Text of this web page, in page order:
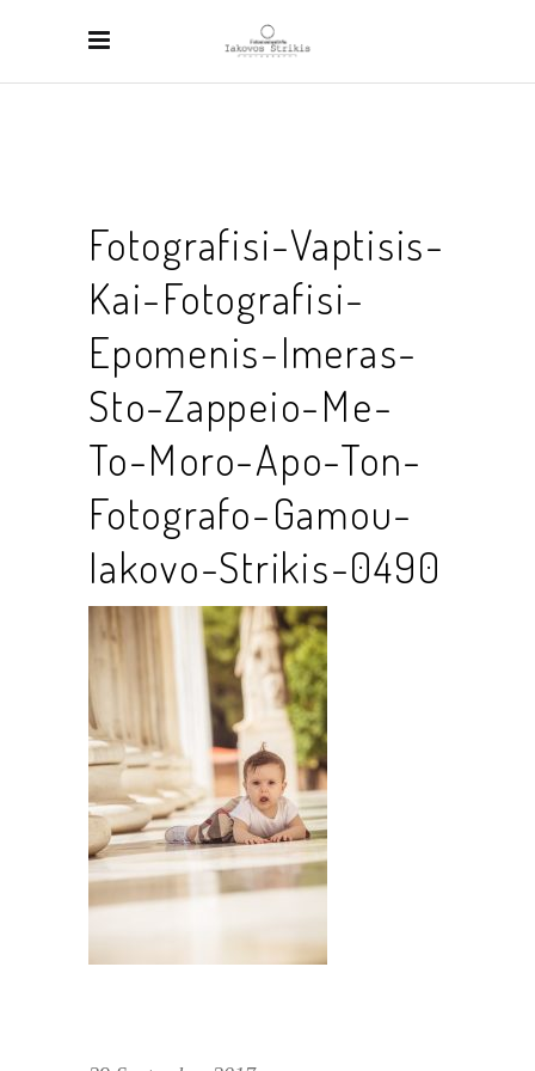
Fotografisi-Vaptisis-
Kai-Fotografisi-
Epomenis-Imeras-
Sto-Zappeio-Me-
To-Moro-Apo-Ton-
Fotografo-Gamou-
Iakovo-Strikis-0490